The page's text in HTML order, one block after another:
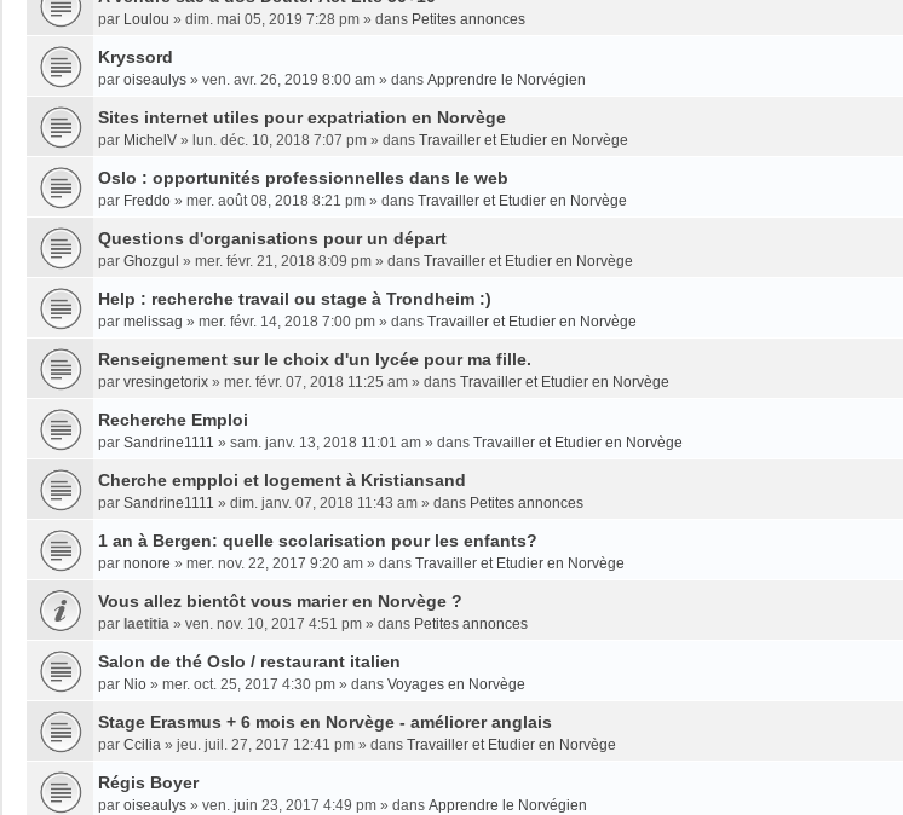
par Loulou » dim. mai 05, 2019 7:28 pm » dans Petites annonces
Kryssord
par oiseaulys » ven. avr. 26, 2019 8:00 am » dans Apprendre le Norvégien
Sites internet utiles pour expatriation en Norvège
par MichelV » lun. déc. 10, 2018 7:07 pm » dans Travailler et Etudier en Norvège
Oslo : opportunités professionnelles dans le web
par Freddo » mer. août 08, 2018 8:21 pm » dans Travailler et Etudier en Norvège
Questions d'organisations pour un départ
par Ghozgul » mer. févr. 21, 2018 8:09 pm » dans Travailler et Etudier en Norvège
Help : recherche travail ou stage à Trondheim :)
par melissag » mer. févr. 14, 2018 7:00 pm » dans Travailler et Etudier en Norvège
Renseignement sur le choix d'un lycée pour ma fille.
par vresingetorix » mer. févr. 07, 2018 11:25 am » dans Travailler et Etudier en Norvège
Recherche Emploi
par Sandrine1111 » sam. janv. 13, 2018 11:01 am » dans Travailler et Etudier en Norvège
Cherche empploi et logement à Kristiansand
par Sandrine1111 » dim. janv. 07, 2018 11:43 am » dans Petites annonces
1 an à Bergen: quelle scolarisation pour les enfants?
par nonore » mer. nov. 22, 2017 9:20 am » dans Travailler et Etudier en Norvège
Vous allez bientôt vous marier en Norvège ?
par laetitia » ven. nov. 10, 2017 4:51 pm » dans Petites annonces
Salon de thé Oslo / restaurant italien
par Nio » mer. oct. 25, 2017 4:30 pm » dans Voyages en Norvège
Stage Erasmus + 6 mois en Norvège - améliorer anglais
par Ccilia » jeu. juil. 27, 2017 12:41 pm » dans Travailler et Etudier en Norvège
Régis Boyer
par oiseaulys » ven. juin 23, 2017 4:49 pm » dans Apprendre le Norvégien